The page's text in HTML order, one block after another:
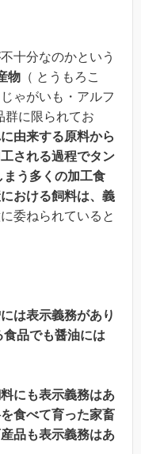
十分なのかという
物 （ とうもろこ
ゃがいも・アルフ
群に限られてお
由来する原料から
される過程でタン
う多くの加工食
おける飼料は、義
委ねられていると
は表示義務があり
品でも醤油には
にも表示義務はあ
食べて育った家畜
品も表示義務はあ